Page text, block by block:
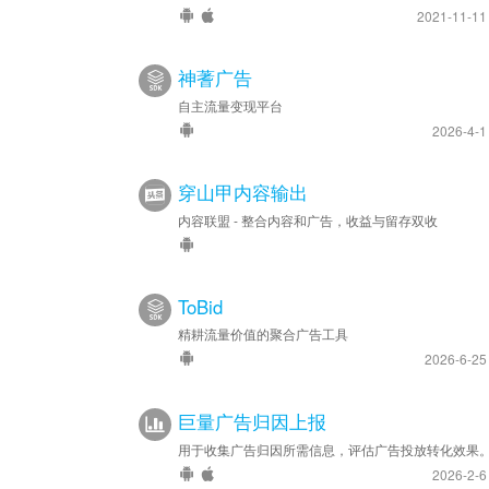
2021-11-
神蓍广告
自主流量变现平台
2026-4-
穿山甲内容输出
内容联盟 - 整合内容和广告，收益与留存双收
ToBid
精耕流量价值的聚合广告工具
2026-6-
巨量广告归因上报
用于收集广告归因所需信息，评估广告投放转化效果
2026-2-